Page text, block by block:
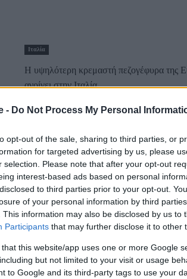
- Do Not Process My Personal
opt-out of the sale, sharing to third parties, or
for targeted advertising by us, please
selection. Please note that after your opt-out
interest-based ads based on personal
to third parties prior to your opt-out.
of your personal information by third
This information may also be disclosed by us to
Participants that may further disclose it to other
that this website/app uses one or more Google
but not limited to your visit or usage
to Google and its third-party tags to use your
Ιταλία
Η υψηλότερη κρεμαστή πεζογέφυρα της
ανοίγει στην Ιταλία
Είναι γνωστή ως η πράσινη καρδιά της Ιταλίας
Τα 10 ομορφότερα μέρη της Ιταλίας – και
που φαντάζεστε